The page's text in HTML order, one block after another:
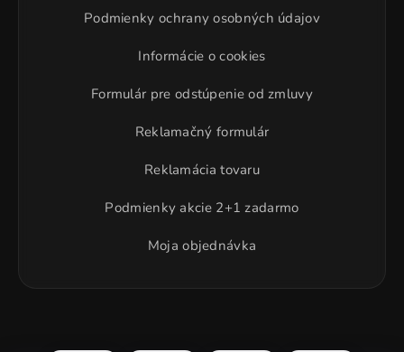
Podmienky ochrany osobných údajov
Informácie o cookies
Formulár pre odstúpenie od zmluvy
Reklamačný formulár
Reklamácia tovaru
Podmienky akcie 2+1 zadarmo
Moja objednávka